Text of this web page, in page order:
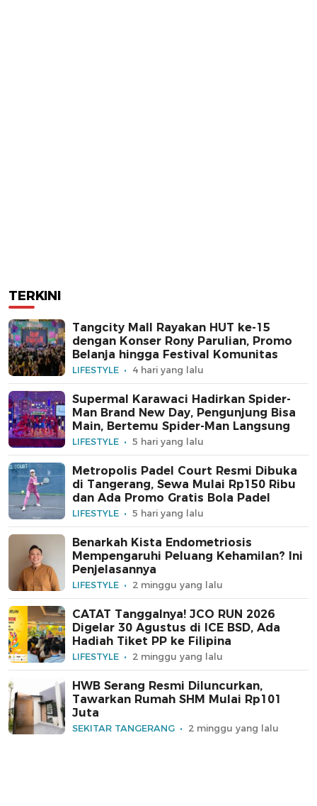
TERKINI
Tangcity Mall Rayakan HUT ke-15
dengan Konser Rony Parulian, Promo
Belanja hingga Festival Komunitas
LIFESTYLE 4 hari yang lalu
Supermal Karawaci Hadirkan Spider-
Man Brand New Day, Pengunjung Bisa
Main, Bertemu Spider-Man Langsung
LIFESTYLE 5 hari yang lalu
Metropolis Padel Court Resmi Dibuka
di Tangerang, Sewa Mulai Rp150 Ribu
dan Ada Promo Gratis Bola Padel
LIFESTYLE 5 hari yang lalu
Benarkah Kista Endometriosis
Mempengaruhi Peluang Kehamilan? Ini
Penjelasannya
LIFESTYLE 2 minggu yang lalu
CATAT Tanggalnya! JCO RUN 2026
Digelar 30 Agustus di ICE BSD, Ada
Hadiah Tiket PP ke Filipina
LIFESTYLE 2 minggu yang lalu
HWB Serang Resmi Diluncurkan,
Tawarkan Rumah SHM Mulai Rp101
Juta
SEKITAR TANGERANG 2 minggu yang lalu